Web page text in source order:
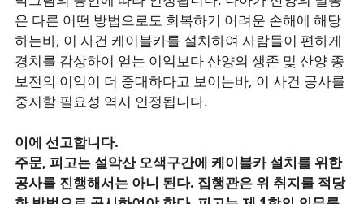
은 다른 어떤 방법으로도 회복하기 어려운 손해에 해당
하는바, 이 사건 케이블카를 설치하여 사람들이 편하게
경치를 감상하여 얻는 이익보다 산양의 생존 및 산양 종
보전의 이익이 더 중대하다고 보이는바, 이 사건 공사를
중지할 필요성 역시 인정됩니다.
이에 선고합니다.
주문, 피고는 설악산 오색구간에 케이블카 설치를 위한
공사를 진행해서는 아니 된다. 집행관은 위 취지를 적당